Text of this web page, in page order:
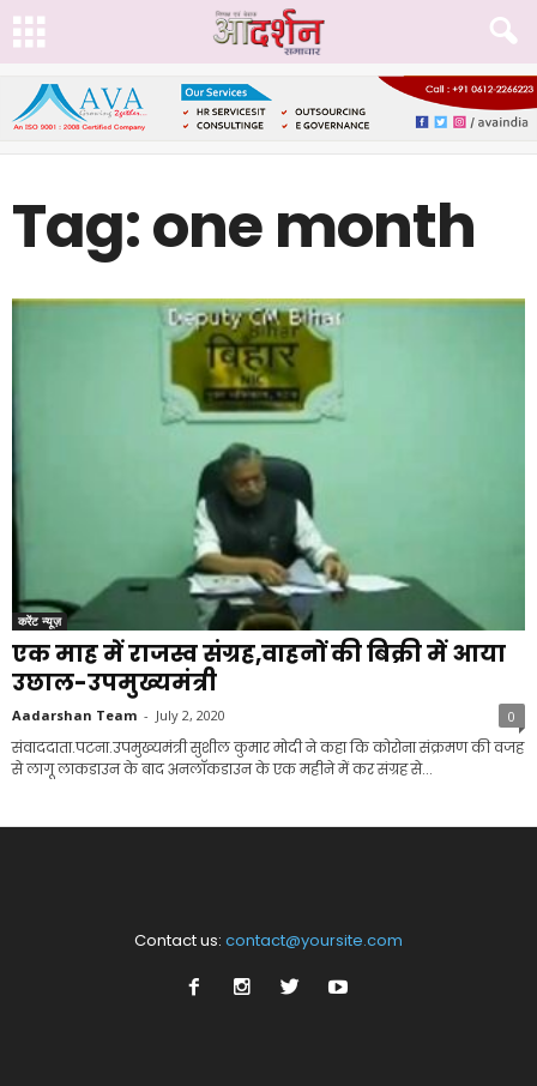
Tag: one month
करेंट न्यूज़
एक माह में राजस्व संग्रह,वाहनों की बिक्री में आया
उछाल-उपमुख्यमंत्री
Aadarshan Team - July 2, 2020 0
संवाददाता.पटना.उपमुख्यमंत्री सुशील कुमार मोदी ने कहा कि कोरोना संक्रमण की वजह
से लागू लाकडाउन के बाद अनलाॅकडाउन के एक महीने में कर संग्रह से...
Contact us: contact@yoursite.com